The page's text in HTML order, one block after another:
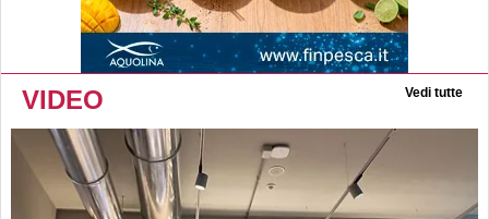
VIDEO Vedi tutte